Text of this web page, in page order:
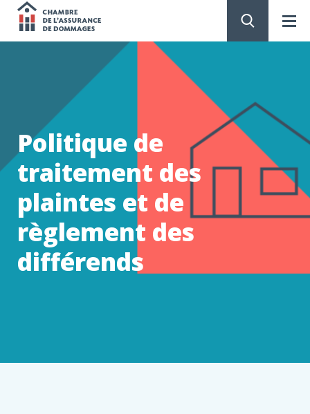
Chambre
l'assurance
de
dommages
Politique de
traitement des
plaintes et de
règlement des
différends